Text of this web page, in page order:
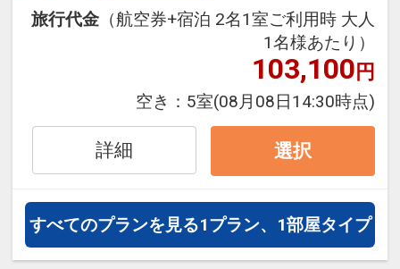
【宿泊者特典】
・ロビーにてコーヒーのセルフサー
・お好み枕無料貸し出しサービス
・５箇所の貸切風呂が無料で利用可
能
・湯上りの「アイスキャンディー」
朝の「乳酸飲料」のサービス
・夜食ラーメンサービス
旅行代金 （航空券+宿泊 2名1室ご利用時 大人
1名様あたり）
103,100円
空き： 5室(08月08日14:30時点)
詳細 選択
すべてのプランを見る1プラン、1部屋タイプ